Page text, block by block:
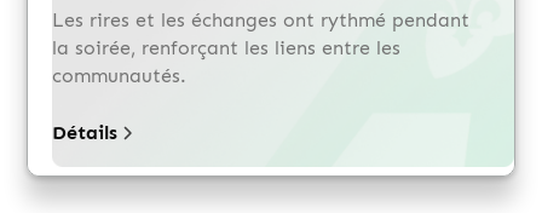
Les rires et les échanges ont rythmé pendant
la soirée, renforçant les liens entre les
communautés.
Détails